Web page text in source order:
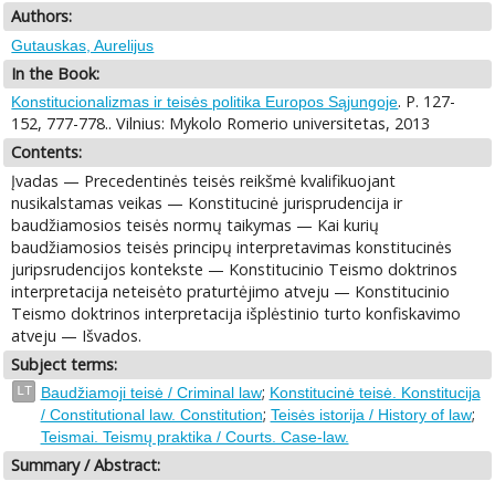
Authors:
Gutauskas, Aurelijus
In the Book:
Konstitucionalizmas ir teisės politika Europos Sąjungoje. P. 127-
152, 777-778.. Vilnius: Mykolo Romerio universitetas, 2013
Contents:
Įvadas — Precedentinės teisės reikšmė kvalifikuojant
nusikalstamas veikas — Konstitucinė jurisprudencija ir
baudžiamosios teisės normų taikymas — Kai kurių
baudžiamosios teisės principų interpretavimas konstitucinės
juripsrudencijos kontekste — Konstitucinio Teismo doktrinos
interpretacija neteisėto praturtėjimo atveju — Konstitucinio
Teismo doktrinos interpretacija išplėstinio turto konfiskavimo
atveju — Išvados.
Subject terms:
LT Baudžiamoji teisė / Criminal law; Konstitucinė teisė. Konstitucija
/ Constitutional law. Constitution; Teisės istorija / History of law;
Teismai. Teismų praktika / Courts. Case-law.
Summary / Abstract: